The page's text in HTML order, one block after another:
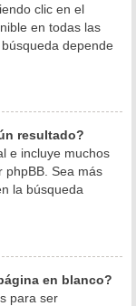
clic en el
en todas las
depende
resultado?
e incluye muchos
phpBB. Sea más
la búsqueda
en blanco?
para ser